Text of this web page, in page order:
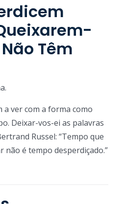
Têm
a ver com a forma como
Deixar-vos-ei as palavras
Russel: “Tempo que
não é tempo desperdiçado.”